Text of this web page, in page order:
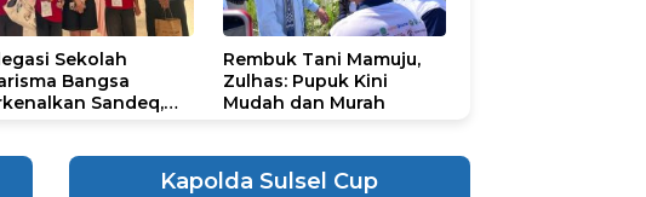
Sekolah
Bangsa
Sandeq,
Olympiad 2026
Rembuk Tani Mamuju,
Zulhas: Pupuk Kini
Mudah dan Murah
Kapolda Sulsel Cup